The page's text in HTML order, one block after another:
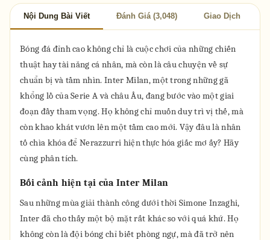
Nội Dung Bài Viết Đánh Giá (3,048) Giao Dịch
Bóng đá đỉnh cao không chỉ là cuộc chơi của những chiến
thuật hay tài năng cá nhân, mà còn là câu chuyện về sự
chuẩn bị và tầm nhìn. Inter Milan, một trong những gã
khổng lồ của Serie A và châu Âu, đang bước vào một giai
đoạn đầy tham vọng. Họ không chỉ muốn duy trì vị thế, mà
còn khao khát vươn lên một tầm cao mới. Vậy đâu là nhân
tố chìa khóa để Nerazzurri hiện thực hóa giấc mơ ấy? Hãy
cùng phân tích.
Bối cảnh hiện tại của Inter Milan
Sau những mùa giải thành công dưới thời Simone Inzaghi,
Inter đã cho thấy một bộ mặt rất khác so với quá khứ. Họ
không còn là đội bóng chỉ biết phòng ngự, mà đã trở nên